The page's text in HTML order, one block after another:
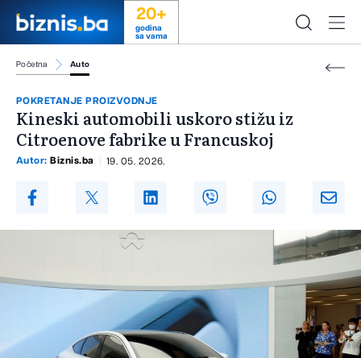
20+
godina
sa vama
Početna Auto
POKRETANJE PROIZVODNJE
Kineski automobili uskoro stižu iz
Citroenove fabrike u Francuskoj
Autor: Biznis.ba 19. 05. 2026.